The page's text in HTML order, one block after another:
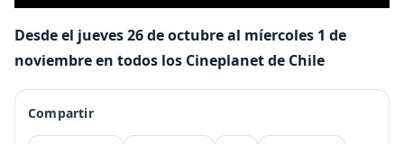
Desde el jueves 26 de octubre al míercoles 1 de
noviembre en todos los Cineplanet de Chile
Compartir